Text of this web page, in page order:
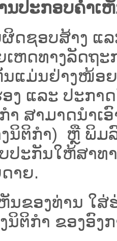
ນປະກອບຄຳເ
ຊອບສ້າງ ແລ
ຫດທາງລັດຖະ
ນແມ່ນຢ່າງໜ້ອ
ງ ແລະ ປະກາ
ສາມາດນຳເ
ນິຕິກຳ) ຫຼື ພິມ
ປະກັນໃຫ້ສາທ
າຍ.
ຂອງທ່ານ ໃສ່
ຕິກຳ ຂອງອົງ